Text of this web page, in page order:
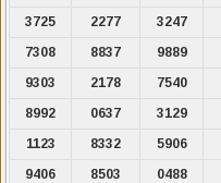
3725
2277 3247
7308
8837 9889
9303
2178 7540
8992
0637 3129
1123
8332 5906
9406
8503 0488